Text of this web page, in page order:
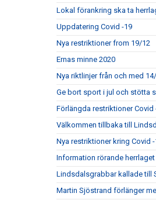
Lokal förankring ska ta
Uppdatering Covid -19
Nya restriktioner from 19/12
Ernas minne 2020
Nya riktlinjer från och med
Ge bort sport i jul och stötta
Förlängda restriktioner Covid
Välkommen tillbaka till
Nya restriktioner kring Covid
Information rörande herrlaget
Lindsdalsgrabbar kallade till
Martin Sjöstrand förlänger